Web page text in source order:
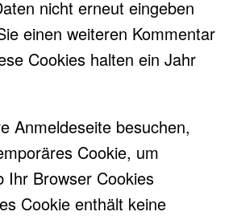
nicht erneut eingeben
einen weiteren Kommentar
Cookies halten ein Jahr
Anmeldeseite besuchen,
Cookie, um
Ihr Browser Cookies
Cookie enthält keine